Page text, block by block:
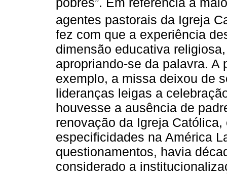
agentes pastorais da Igreja
fez com que a experiência
dimensão educativa
apropriando-se da palavra. A
exemplo, a missa deixou de
lideranças leigas a
houvesse a ausência de
renovação da Igreja
especificidades na América
questionamentos, havia
considerado a